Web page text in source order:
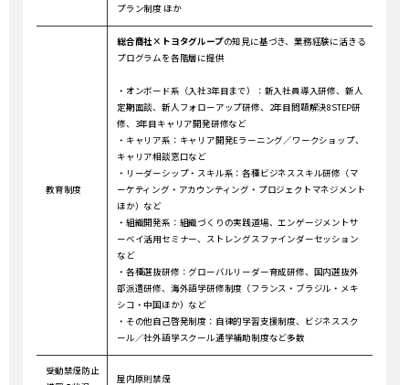
プラン制度 ほか
教育制度
総合商社×トヨタグループの知見に基づき、業務経験に活きる
プログラムを各階層に提供
・オンボード系（入社3年目まで）：新入社員導入研修、新人
定期面談、新人フォローアップ研修、2年目問題解決8STEP研
修、3年目キャリア開発研修など
・キャリア系：キャリア開発Eラーニング／ワークショップ、
キャリア相談窓口など
・リーダーシップ・スキル系：各種ビジネススキル研修（マ
ーケティング・アカウンティング・プロジェクトマネジメント
ほか）など
・組織開発系：組織づくりの実践道場、エンゲージメントサ
ーベイ活用セミナー、ストレングスファインダーセッション
など
・各種選抜研修：グローバルリーダー育成研修、国内選抜外
部派遣研修、海外語学研修制度（フランス・ブラジル・メキ
シコ・中国ほか）など
・その他自己啓発制度：自律的学習支援制度、ビジネススク
ール／社外語学スクール通学補助制度など多数
受動禁煙防止
屋内原則禁煙